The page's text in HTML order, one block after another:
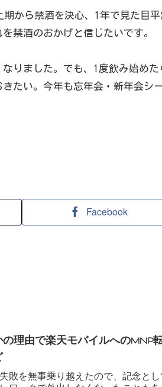
期から禁酒を決心、1年で見た目
禁酒のおかげと信じたいです。
りました。でも、1度飲み始めた
たい。今年も忘年会・新年会シ
Facebook
の理由で楽天モバイルへのMNP
敗を無事乗り越えたので、記念と